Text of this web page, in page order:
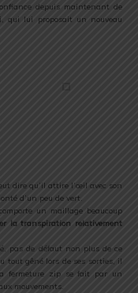
depuis maintenant de
qui lui proposait un nouveau
dire qu’il attire l’œil avec son
d’un peu de vert.
un maillage beaucoup
la transpiration relativement
pas de défaut non plus de ce
tout gêné lors de ses sorties, il
fermeture zip se fait par un
mouvements.